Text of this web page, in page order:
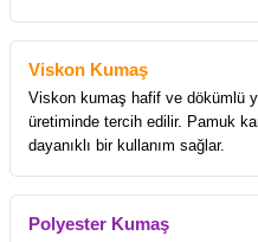
Viskon Kumaş
Viskon kumaş hafif ve dökümlü
üretiminde tercih edilir. Pamuk
dayanıklı bir kullanım sağlar.
Polyester Kumaş